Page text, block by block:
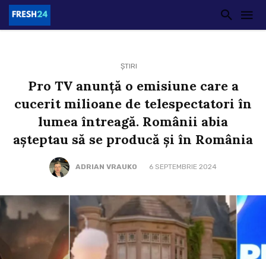
ȘTIRI
Pro TV anunță o emisiune care a
cucerit milioane de telespectatori în
lumea întreagă. Românii abia
așteptau să se producă și în România
ADRIAN VRAUKO 6 SEPTEMBRIE 2024